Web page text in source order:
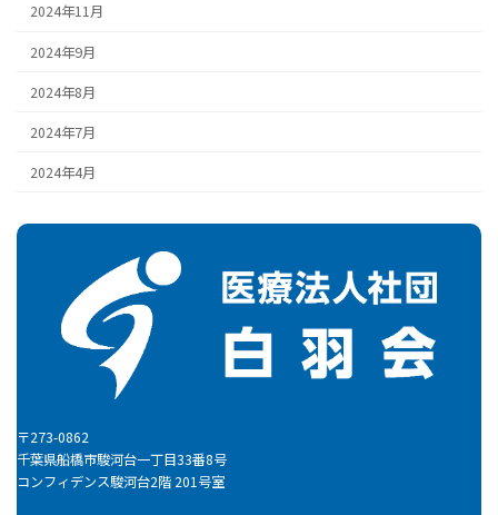
2024年11月
2024年9月
2024年8月
2024年7月
2024年4月
〒273-0862
千葉県船橋市駿河台一丁目33番8号
コンフィデンス駿河台2階 201号室